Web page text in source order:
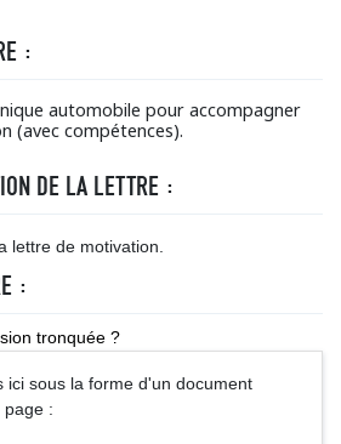
:
automobile pour accompagner
(avec compétences).
DE LA LETTRE :
lettre de motivation.
:
tronquée ?
ici sous la forme d'un document
page :